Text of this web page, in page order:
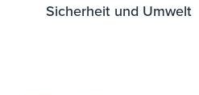
Sicherheit und Umwelt